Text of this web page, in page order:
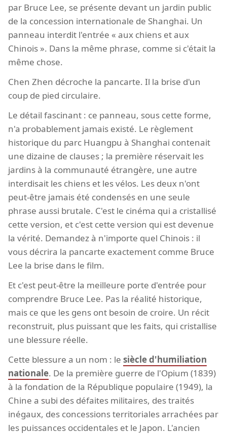
par Bruce Lee, se présente devant un jardin public
de la concession internationale de Shanghai. Un
panneau interdit l'entrée « aux chiens et aux
Chinois ». Dans la même phrase, comme si c'était la
même chose.
Chen Zhen décroche la pancarte. Il la brise d'un
coup de pied circulaire.
Le détail fascinant : ce panneau, sous cette forme,
n'a probablement jamais existé. Le règlement
historique du parc Huangpu à Shanghai contenait
une dizaine de clauses ; la première réservait les
jardins à la communauté étrangère, une autre
interdisait les chiens et les vélos. Les deux n'ont
peut-être jamais été condensés en une seule
phrase aussi brutale. C'est le cinéma qui a cristallisé
cette version, et c'est cette version qui est devenue
la vérité. Demandez à n'importe quel Chinois : il
vous décrira la pancarte exactement comme Bruce
Lee la brise dans le film.
Et c'est peut-être la meilleure porte d'entrée pour
comprendre Bruce Lee. Pas la réalité historique,
mais ce que les gens ont besoin de croire. Un récit
reconstruit, plus puissant que les faits, qui cristallise
une blessure réelle.
Cette blessure a un nom : le siècle d'humiliation
nationale. De la première guerre de l'Opium (1839)
à la fondation de la République populaire (1949), la
Chine a subi des défaites militaires, des traités
inégaux, des concessions territoriales arrachées par
les puissances occidentales et le Japon. L'ancien